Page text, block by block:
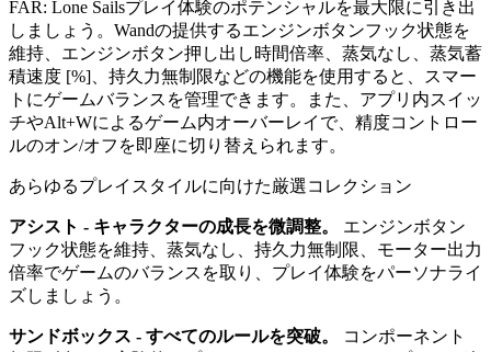
FAR: Lone Sailsプレイ体験のポテンシャルを最大限に引き出
しましょう。Wandの提供するエンジンボタンフック状態を
維持、エンジンボタン押し出し時間倍率、蒸気なし、蒸気蓄
積速度 [%]、持久力無制限などの機能を使用すると、スマー
トにゲームバランスを管理できます。また、アプリ内スイッ
チやAlt+Wによるゲーム内オーバーレイで、精度コントロー
ルのオン/オフを即座に切り替えられます。
あらゆるプレイスタイルに向けた厳選コレクション
アシスト - キャラクターの成長を微調整。
エンジンボタン
フック状態を維持、蒸気なし、持久力無制限、モーター出力
倍率でゲームのバランスを取り、プレイ体験をパーソナライ
ズしましょう。
サンドボックス - すべてのルールを突破。
コンポーネント